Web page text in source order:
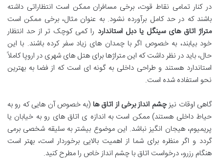
در کنار تمامی نقاط قوت، برخی مسافران ممکن است انتظاراتی داشته
باشند که در حد کامل برآورده نشود. به عنوان مثال، برخی ممکن است
متراژ اتاق های سینگل یا دبل استاندارد را کمی کوچک تر از حد انتظار
خود بیابند، به خصوص اگر با چمدان های زیاد سفر کرده باشند. با این
حال، باید در نظر داشت که این متراژها برای هتل های شهری در اروپا کاملاً
استاندارد هستند و طراحی داخلی به گونه ای است که از فضا به بهترین
نحو استفاده شده است.
گاهی اوقات نیزچشم انداز برخی از اتاق ها (به خصوص آن هایی که رو به
حیاط داخلی هستند) ممکن است به اندازه ی اتاق های رو به خیابان یا
پریمیوم، هیجان انگیز نباشد. این موضوع بیشتر به سلیقه شخصی برمی
گردد و اگر منظره برای شما از اهمیت بالایی برخوردار است، بهتر است
هنگام رزرو، درخواست اتاق با چشم انداز خاص را مطرح کنید.